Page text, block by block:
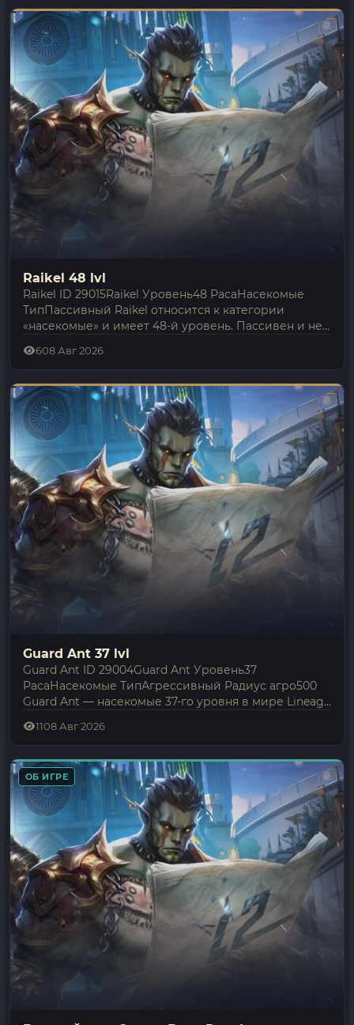
Raikel 48 lvl
Raikel ID 29015Raikel Уровень48 РасаНасекомые
ТипПассивный Raikel относится к категории
«насекомые» и имеет 48-й уровень. Пассивен и не
спавна показаны на карте обитания…
608 Авг 2026
Guard Ant 37 lvl
Guard Ant ID 29004Guard Ant Уровень37
РасаНасекомые ТипАгрессивный Радиус агро500
Guard Ant — насекомые 37-го уровня в мире Lineage
если подойти ближе…
1108 Авг 2026
ОБ ИГРЕ